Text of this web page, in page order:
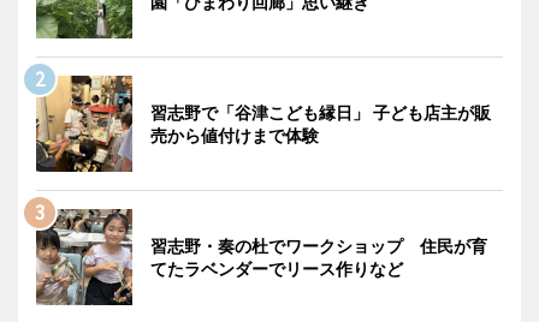
習志野で「谷津こども縁日」 子ども店主が販
売から値付けまで体験
習志野・奏の杜でワークショップ 住民が育
てたラベンダーでリース作りなど